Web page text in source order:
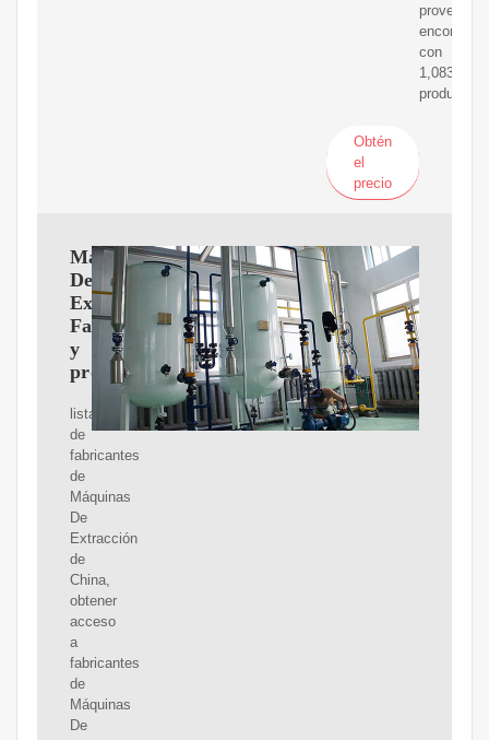
con
1,083
productos
Obtén
el
precio
Máquinas
De
Extracción
Fabricantes
y
proveedores
lista
de
fabricantes
de
Máquinas
De
Extracción
de
China,
obtener
acceso
a
fabricantes
de
Máquinas
De